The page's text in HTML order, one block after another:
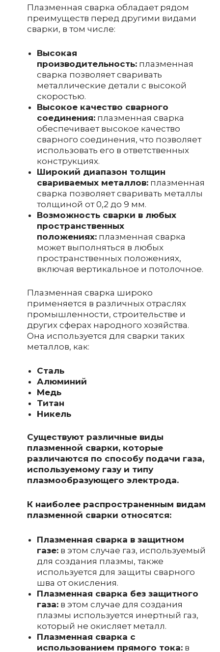
Плазменная сварка обладает рядом
преимуществ перед другими видами
сварки, в том числе:
Высокая
производительность: плазменная
сварка позволяет сваривать
металлические детали с высокой
скоростью.
Высокое качество сварного
соединения: плазменная сварка
обеспечивает высокое качество
сварного соединения, что позволяет
использовать его в ответственных
конструкциях.
Широкий диапазон толщин
свариваемых металлов: плазменная
сварка позволяет сваривать металлы
толщиной от 0,2 до 9 мм.
Возможность сварки в любых
пространственных
положениях: плазменная сварка
может выполняться в любых
пространственных положениях,
включая вертикальное и потолочное.
Плазменная сварка широко
применяется в различных отраслях
промышленности, строительстве и
других сферах народного хозяйства.
Она используется для сварки таких
металлов, как:
Сталь
Алюминий
Медь
Титан
Никель
Существуют различные виды
плазменной сварки, которые
различаются по способу подачи газа,
используемому газу и типу
плазмообразующего электрода.
К наиболее распространенным видам
плазменной сварки относятся:
Плазменная сварка в защитном
газе: в этом случае газ, используемый
для создания плазмы, также
используется для защиты сварного
шва от окисления.
Плазменная сварка без защитного
газа: в этом случае для создания
плазмы используется инертный газ,
который не окисляет металл.
Плазменная сварка с
использованием прямого тока: в